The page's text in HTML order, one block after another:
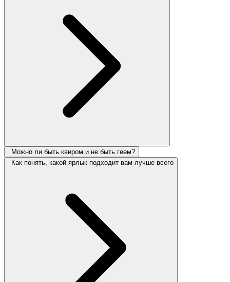
Можно ли быть квиром и не быть геем?
Как понять, какой ярлык подходит вам лучше всего